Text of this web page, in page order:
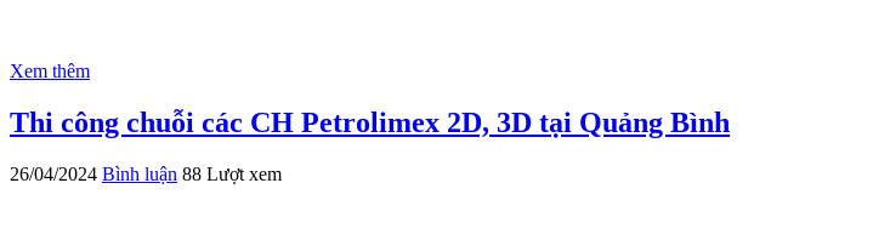
Xem thêm
Thi công chuỗi các CH Petrolimex 2D, 3D tại Quảng Bình
26/04/2024 Bình luận 88 Lượt xem